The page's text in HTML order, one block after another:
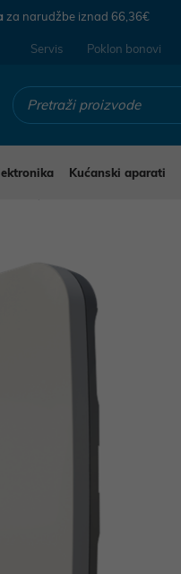
za narudžbe iznad 66,36€
Servis Poklon bonovi
Kućanski aparati